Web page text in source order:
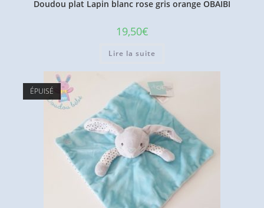
Doudou plat Lapin blanc rose gris orange OBAIBI
19,50€
Lire la suite
ÉPUISÉ